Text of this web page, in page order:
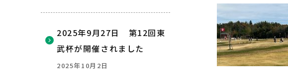
2025年9月27日 第12回東
武杯が開催されました
2025年10月2日